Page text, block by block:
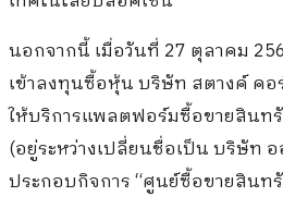
นอกจากนี้ เมื่อวันที่ 27 ตุลาคม
เข้าลงทุนซื้อหุ้น บริษัท สตางค์ คอ
ให้บริการแพลตฟอร์มซื้อขายสินท
(อยู่ระหว่างเปลี่ยนชื่อเป็น บริษัท
ประกอบกิจการ “ศูนย์ซื้อขายสินท